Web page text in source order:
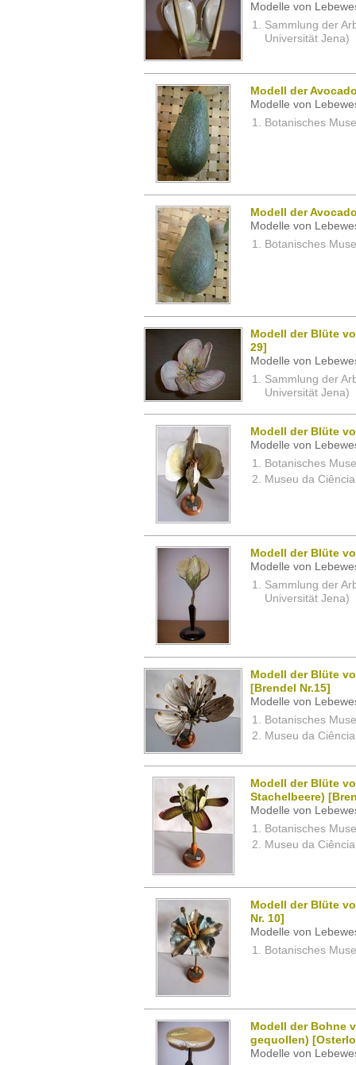
Modelle von
Sammlung der
Universität Jena)
Modell der
Modelle von
Botanisches
Modell der
Modelle von
Botanisches
Modell der Blüte
29]
Modelle von
Sammlung der
Universität Jena)
Modell der Blüte
Modelle von
Botanisches
Museu da
Modell der Blüte
Modelle von
Sammlung der
Universität Jena)
Modell der Blüte
[Brendel Nr.15]
Modelle von
Botanisches
Museu da
Modell der Blüte
Stachelbeere)
Modelle von
Botanisches
Museu da
Modell der Blüte
Nr. 10]
Modelle von
Botanisches
Modell der Bohne
gequollen)
Modelle von